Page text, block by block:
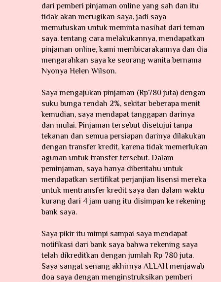
dari pemberi pinjaman online yang sah dan itu
tidak akan merugikan saya, jadi saya
memutuskan untuk meminta nasihat dari teman
saya. tentang cara melakukannya, mendapatkan
pinjaman online, kami membicarakannya dan dia
mengarahkan saya ke seorang wanita bernama
Nyonya Helen Wilson.
Saya mengajukan pinjaman (Rp780 juta) dengan
suku bunga rendah 2%, sekitar beberapa menit
kemudian, saya mendapat tanggapan darinya
dan mulai. Pinjaman tersebut disetujui tanpa
tekanan dan semua persiapan darinya dilakukan
dengan transfer kredit, karena tidak memerlukan
agunan untuk transfer tersebut. Dalam
peminjaman, saya hanya diberitahu untuk
mendapatkan sertifikat perjanjian lisensi mereka
untuk mentransfer kredit saya dan dalam waktu
kurang dari 4 jam uang itu disimpan ke rekening
bank saya.
Saya pikir itu mimpi sampai saya mendapat
notifikasi dari bank saya bahwa rekening saya
telah dikreditkan dengan jumlah Rp 780 juta.
Saya sangat senang akhirnya ALLAH menjawab
doa saya dengan menginstruksikan pemberi